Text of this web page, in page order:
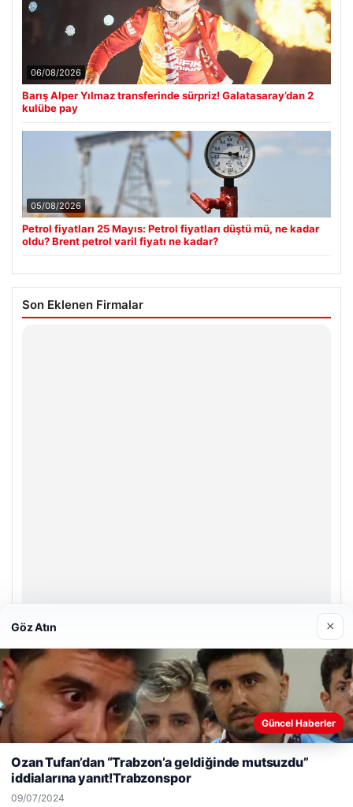
06/08/2026
Barış Alper Yılmaz transferinde sürpriz! Galatasaray’dan 2
kulübe pay
05/08/2026
Petrol fiyatları 25 Mayıs: Petrol fiyatları düştü mü, ne kadar
oldu? Brent petrol varil fiyatı ne kadar?
Son Eklenen Firmalar
Prenses Night Club
29/04/2026
© 2026 Haber Gezgin
Web sitemizi nasıl kullandığınızı daha iyi anlayabilmek,
kullanıyoruz.Çerez Politikamız
Göz Atın ×
Güncel Haberler
Ozan Tufan’dan “Trabzon’a geldiğinde mutsuzdu”
iddialarına yanıt!Trabzonspor
09/07/2024